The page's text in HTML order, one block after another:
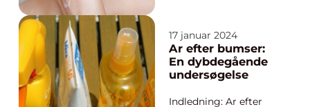
på markedet, der kan
hjælpe med at
behandle og
forebygge bu...
17 januar 2024
Ar efter bumser:
En dybdegående
undersøgelse
Indledning: Ar efter